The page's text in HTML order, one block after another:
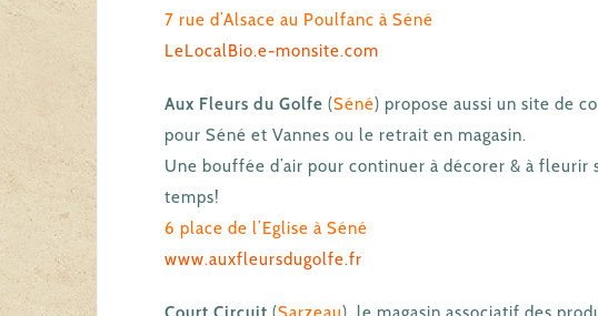
7 rue d’Alsace au Poulfanc à Séné
LeLocalBio.e-monsite.com
Aux Fleurs du Golfe (Séné) propose aussi un site de
pour Séné et Vannes ou le retrait en magasin.
Une bouffée d’air pour continuer à décorer & à fleurir
temps!
6 place de l’Eglise à Séné
www.auxfleursdugolfe.fr